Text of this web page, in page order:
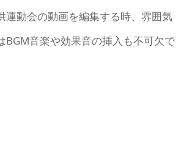
運動会の動画を編集する時、雰囲気
BGM音楽や効果音の挿入も不可欠で